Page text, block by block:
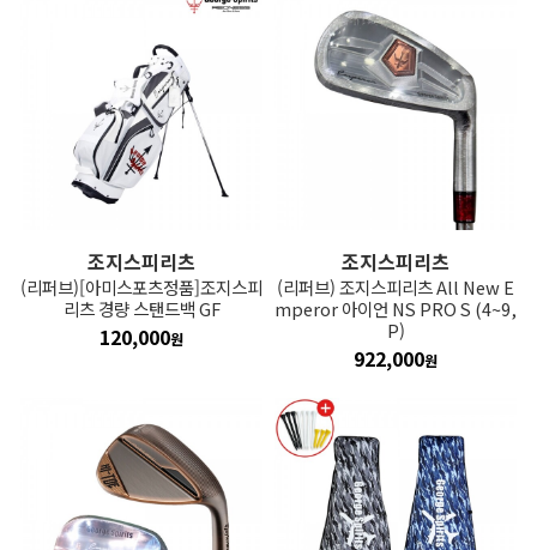
조지스피리츠
(리퍼브)[아미스포츠정품]조지스피
리츠 경량 스탠드백 GF
120,000원
조지스피리츠
(리퍼브) 조지스피리츠 All New E
mperor 아이언 NS PRO S (4~9,
P)
922,000원